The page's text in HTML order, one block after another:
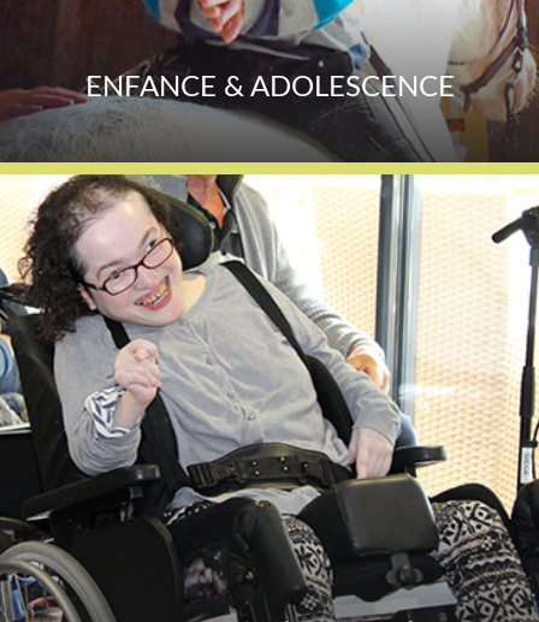
ENFANCE & ADOLESCENCE